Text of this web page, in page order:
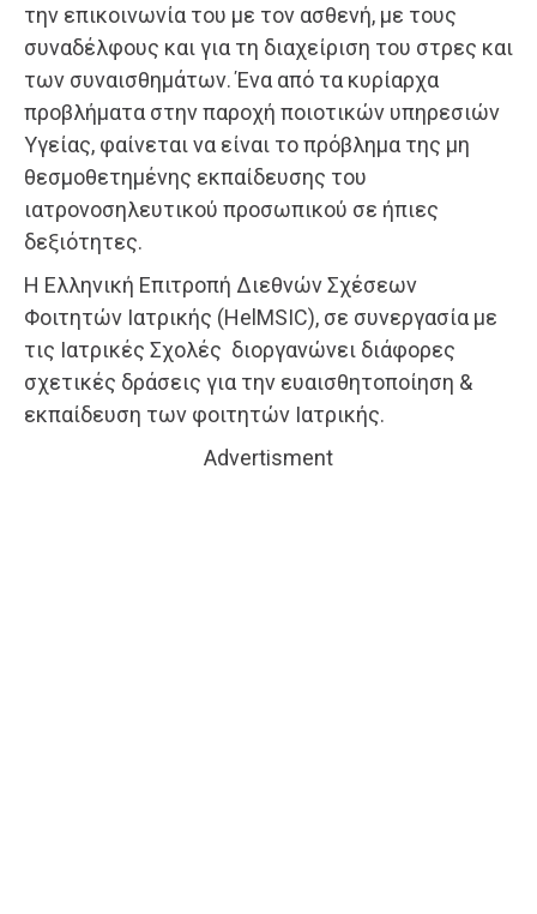
την επικοινωνία του με τον ασθενή, με τους
συναδέλφους και για τη διαχείριση του στρες και
των συναισθημάτων. Ένα από τα κυρίαρχα
προβλήματα στην παροχή ποιοτικών υπηρεσιών
Υγείας, φαίνεται να είναι το πρόβλημα της μη
θεσμοθετημένης εκπαίδευσης του
ιατρονοσηλευτικού προσωπικού σε ήπιες
δεξιότητες.
H Ελληνική Επιτροπή Διεθνών Σχέσεων
Φοιτητών Ιατρικής (HelMSIC), σε συνεργασία με
τις Ιατρικές Σχολές διοργανώνει διάφορες
σχετικές δράσεις για την ευαισθητοποίηση &
εκπαίδευση των φοιτητών Ιατρικής.
Advertisment